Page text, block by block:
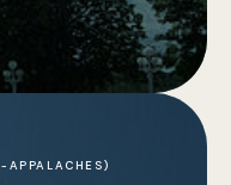
APPALACHES)